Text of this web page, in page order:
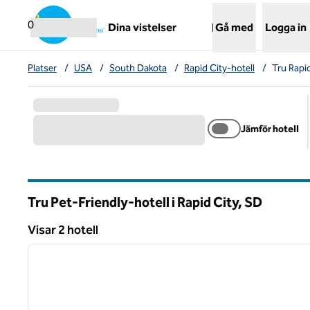
Gå vidare till innehållet
0
Dina vistelser Gå med Logga in
Platser / USA / South Dakota / Rapid City-hotell / Tru
Jämför hotell
Tru Pet-Friendly-hotell i Rapid City,SD
Visar 2 hotell
Visar 2 hotell
1 av 12